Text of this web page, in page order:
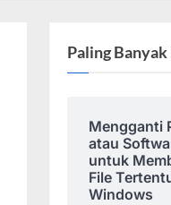
Paling
Mengganti
atau
untuk
File
Windows